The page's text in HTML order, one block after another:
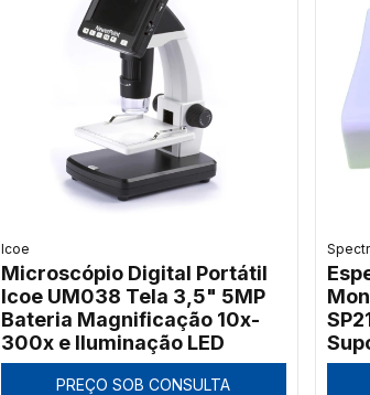
Icoe
Microscópio Digital Portátil
Icoe UM038 Tela 3,5" 5MP
Bateria Magnificação 10x-
300x e Iluminação LED
PREÇO SOB CONSULTA
e